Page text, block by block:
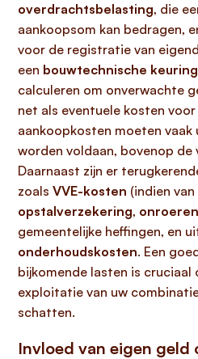
overdrachtsbelasting, die
aankoopsom kan bedragen,
voor de registratie van
een bouwtechnische keuring
calculeren om onverwachte
net als eventuele kosten voor
aankoopkosten moeten vaak
worden voldaan, bovenop de
Daarnaast zijn er
zoals VVE-kosten (indien
opstalverzekering,
gemeentelijke heffingen, en
onderhoudskosten. Een
bijkomende lasten is cruciaal
exploitatie van uw
schatten.
Invloed van eigen geld